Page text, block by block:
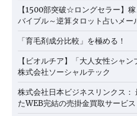
【1500部突破☆ロングセラー】
バイブル～逆算タロット占いメー
「育毛剤成分比較」を極める！
【ビオルチア】「大人女性シャ
株式会社ソーシャルテック
株式会社日本ビジネスリンクス
たWEB完結の売掛金買取サービス